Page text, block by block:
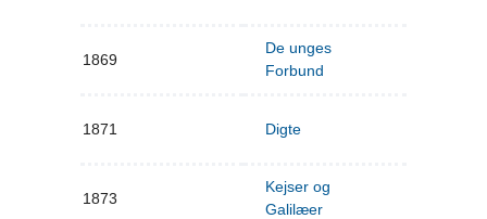
1869
De unges
Forbund
1871 Digte
1873
Kejser og
Galilæer